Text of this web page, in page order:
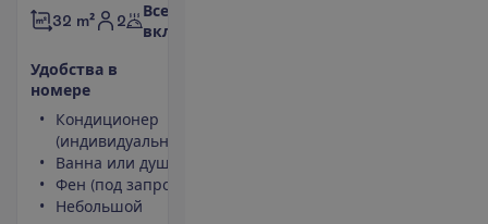
32 m² 2
Все
включено
Удобства в
номере
Кондиционер
(индивидуальный)
Ванна или душ
Фен (под запрос)
Небольшой